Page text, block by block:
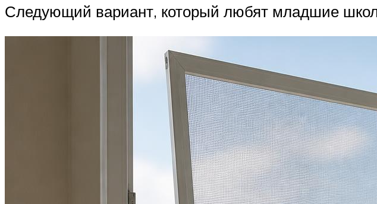
Следующий вариант, который любят младшие